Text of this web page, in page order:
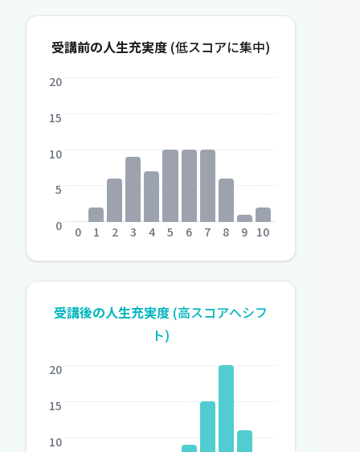
受講前の人生充実度 (低スコアに集中)
20
15
10
5
0 0 1 2 3 4 5 6 7 8 9 10
受講後の人生充実度 (高スコアへシフ
ト)
20
15
10